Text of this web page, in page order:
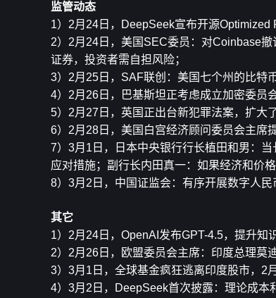
监管动态
1）2月24日，DeepSeek宣布开源Optimized
2）2月24日，美国SEC委员：对Coinbase
证券，投资者需自担风险；
3）2月25日，SAF联创：美国七个州的比特
4）2月26日，巴基斯坦正考虑成立加密委员
5）2月27日，英国正出台新犯罪法案，扩大
6）2月28日，美国白宫经济顾问委员会主席
7）3月1日，日本中央银行行长植田和男：
应对措施；副行长内田真一：如果经济和价
8）3月2日，中国证监会：有序开展数字人民
其它
1）2月24日，OpenAI发布GPT-4.5，提升知
2）2月26日，欧盟委员会主席：印度总理莫
3）3月1日，全球基金疯狂逃离印度股市，2
4）3月2日，DeepSeek首次披露：理论成本